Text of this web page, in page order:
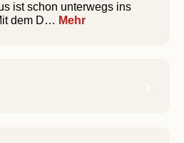
ist schon unterwegs ins
dem D… Mehr